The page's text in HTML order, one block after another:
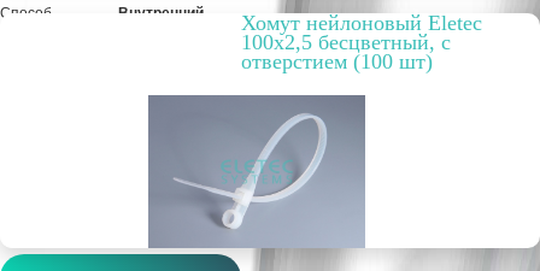
Способ
Внутренний
27,63 руб.
Хомут нейлоновый Eletec
100х2,5 бесцветный, с
отверстием (100 шт)